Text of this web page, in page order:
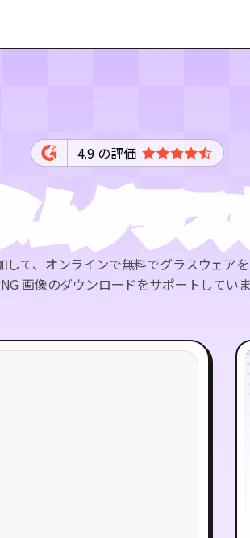
4.9 の評価
ムグラ
て、オンラインで無料でグラスウェア
画像のダウンロードをサポートしていま